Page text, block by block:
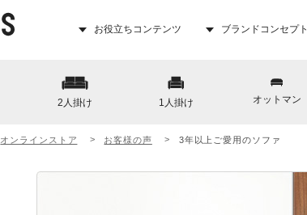
お役立ちコンテンツ ブランドコンセプト
2人掛け 1人掛け オットマン
オンラインストア お客様の声 3年以上ご愛用のソファ